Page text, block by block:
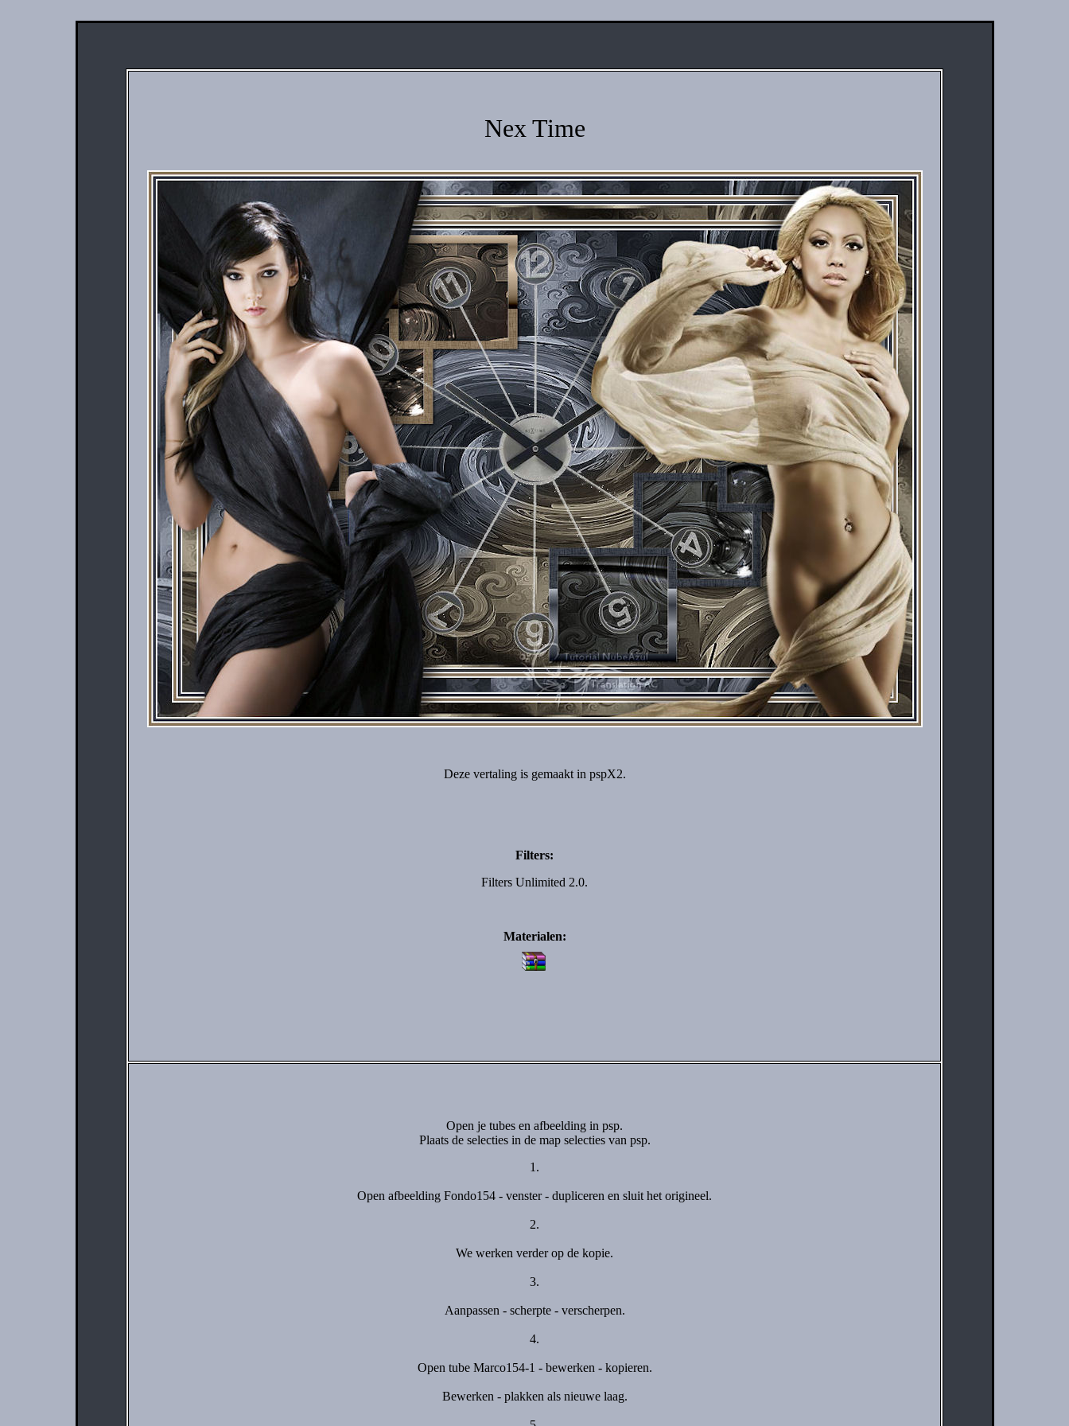
Nex Time
Deze vertaling is gemaakt in pspX2.
Filters:
Filters Unlimited 2.0.
Materialen:
Open je tubes en afbeelding in psp.
Plaats de selecties in de map selecties van psp.
1.
Open afbeelding Fondo154 - venster - dupliceren en sluit het origineel.
2.
We werken verder op de kopie.
3.
Aanpassen - scherpte - verscherpen.
4.
Open tube Marco154-1 - bewerken - kopieren.
Bewerken - plakken als nieuwe laag.